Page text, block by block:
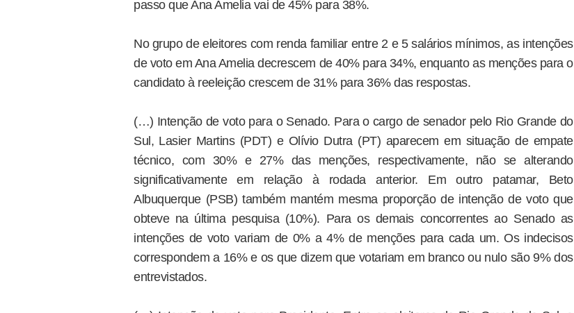
passo que Ana Amelia vai de 45% para 38%.
No grupo de eleitores com renda familiar entre 2 e 5 salários mínimos, as intenções
de voto em Ana Amelia decrescem de 40% para 34%, enquanto as menções para o
candidato à reeleição crescem de 31% para 36% das respostas.
(…) Intenção de voto para o Senado. Para o cargo de senador pelo Rio Grande do
Sul, Lasier Martins (PDT) e Olívio Dutra (PT) aparecem em situação de empate
técnico, com 30% e 27% das menções, respectivamente, não se alterando
significativamente em relação à rodada anterior. Em outro patamar, Beto
Albuquerque (PSB) também mantém mesma proporção de intenção de voto que
obteve na última pesquisa (10%). Para os demais concorrentes ao Senado as
intenções de voto variam de 0% a 4% de menções para cada um. Os indecisos
correspondem a 16% e os que dizem que votariam em branco ou nulo são 9% dos
entrevistados.